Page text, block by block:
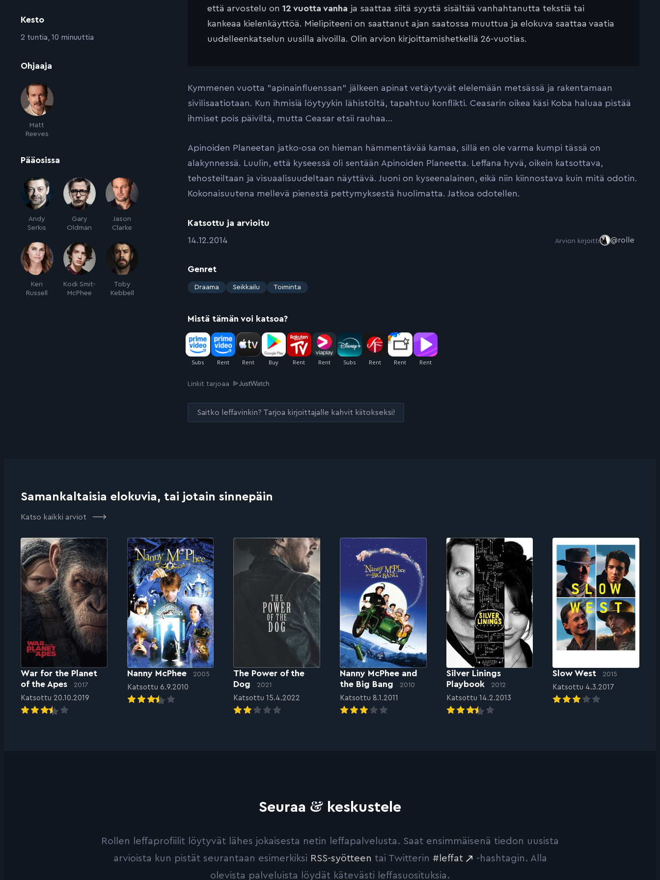
Kesto
:2 tuntia, 10 minuuttia
Ohjaaja
Matt
Reeves
Pääosissa
Andy
Serkis
Gary
Oldman
Jason
Clarke
Keri
Russell
Kodi Smit-
McPhee
Toby
Kebbell
että arvostelu on 12 vuotta vanha ja saattaa siitä syystä sisältää vanhahtanutta tekstiä tai
kankeaa kielenkäyttöä. Mielipiteeni on saattanut ajan saatossa muuttua ja elokuva saattaa vaatia
uudelleenkatselun uusilla aivoilla. Olin arvion kirjoittamishetkellä 26-vuotias.
Kymmenen vuotta ”apinainfluenssan” jälkeen apinat vetäytyvät elelemään metsässä ja rakentamaan
sivilisaatiotaan. Kun ihmisiä löytyykin lähistöltä, tapahtuu konflikti. Ceasarin oikea käsi Koba haluaa pistää
ihmiset pois päiviltä, mutta Ceasar etsii rauhaa…
Apinoiden Planeetan jatko-osa on hieman hämmentävää kamaa, sillä en ole varma kumpi tässä on
alakynnessä. Luulin, että kyseessä oli sentään Apinoiden Planeetta. Leffana hyvä, oikein katsottava,
tehosteiltaan ja visuaalisuudeltaan näyttävä. Juoni on kyseenalainen, eikä niin kiinnostava kuin mitä odotin.
Kokonaisuutena mellevä pienestä pettymyksestä huolimatta. Jatkoa odotellen.
Katsottu ja arvioitu
:14.12.2014 Arvion kirjoitti @rolle
Genret
:
Draama Seikkailu Toiminta
Mistä tämän voi katsoa?
Linkit tarjoaa
Saitko leffavinkin? Tarjoa kirjoittajalle kahvit kiitokseksi!
Samankaltaisia elokuvia, tai jotain sinnepäin
Katso kaikki arviot
War for the Planet
of the Apes
2017
Katsottu 20.10.2019
Nanny McPhee 2005
Katsottu 6.9.2010
The Power of the
Dog
2021
Katsottu 15.4.2022
Nanny McPhee and
the Big Bang
2010
Katsottu 8.1.2011
Silver Linings
Playbook
2012
Katsottu 14.2.2013
Slow West 2015
Katsottu 4.3.2017
Seuraa & keskustele
Rollen leffaprofiilit löytyvät lähes jokaisesta netin leffapalvelusta. Saat ensimmäisenä tiedon uusista
arvioista kun pistät seurantaan esimerkiksi RSS-syötteen tai Twitterin #leffat
-hashtagin. Alla
olevista palveluista löydät kätevästi leffasuosituksia.